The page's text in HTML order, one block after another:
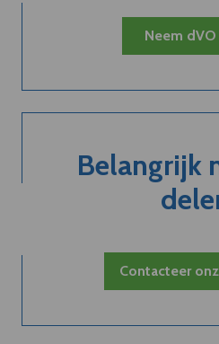
Neem dVO
Belangrijk
Contacteer